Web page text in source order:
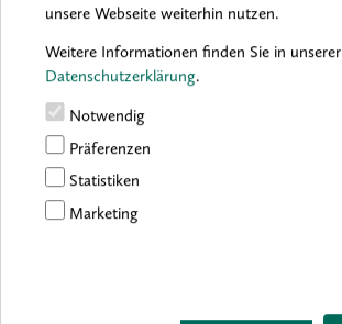
unsere Webseite weiterhin nutzen.
Weitere Informationen finden Sie in unserer
Datenschutzerklärung.
Notwendig
Präferenzen
Statistiken
Marketing
Sorry, no results were found.